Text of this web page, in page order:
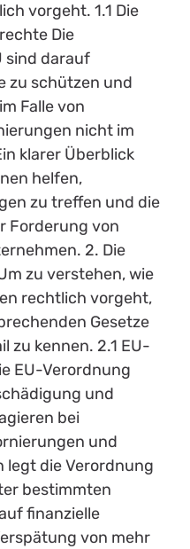
vorgeht. 1.1 Die
Die
sind darauf
zu schützen und
Falle von
nicht im
klarer Überblick
helfen,
zu treffen und die
Forderung von
2. Die
zu verstehen, wie
rechtlich vorgeht,
Gesetze
zu kennen. 2.1 EU-
EU-Verordnung
und
bei
und
legt die Verordnung
bestimmten
finanzielle
von mehr